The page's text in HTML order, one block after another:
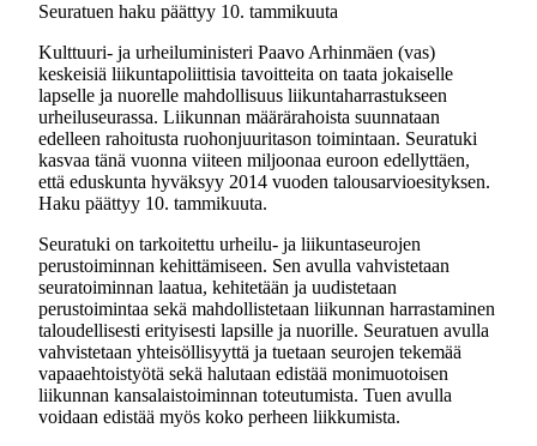
Seuratuen haku päättyy 10. tammikuuta
Kulttuuri- ja urheiluministeri Paavo Arhinmäen (vas)
keskeisiä liikuntapoliittisia tavoitteita on taata jokaiselle
lapselle ja nuorelle mahdollisuus liikuntaharrastukseen
urheiluseurassa. Liikunnan määrärahoista suunnataan
edelleen rahoitusta ruohonjuuritason toimintaan. Seuratuki
kasvaa tänä vuonna viiteen miljoonaa euroon edellyttäen,
että eduskunta hyväksyy 2014 vuoden talousarvioesityksen.
Haku päättyy 10. tammikuuta.
Seuratuki on tarkoitettu urheilu- ja liikuntaseurojen
perustoiminnan kehittämiseen. Sen avulla vahvistetaan
seuratoiminnan laatua, kehitetään ja uudistetaan
perustoimintaa sekä mahdollistetaan liikunnan harrastaminen
taloudellisesti erityisesti lapsille ja nuorille. Seuratuen avulla
vahvistetaan yhteisöllisyyttä ja tuetaan seurojen tekemää
vapaaehtoistyötä sekä halutaan edistää monimuotoisen
liikunnan kansalaistoiminnan toteutumista. Tuen avulla
voidaan edistää myös koko perheen liikkumista.